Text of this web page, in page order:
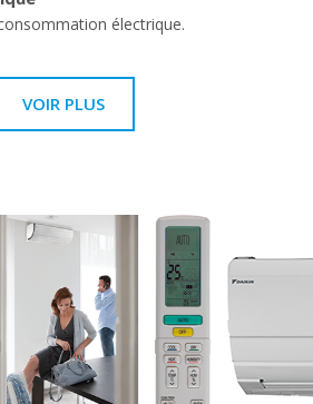
électrique.
VOIR PLUS